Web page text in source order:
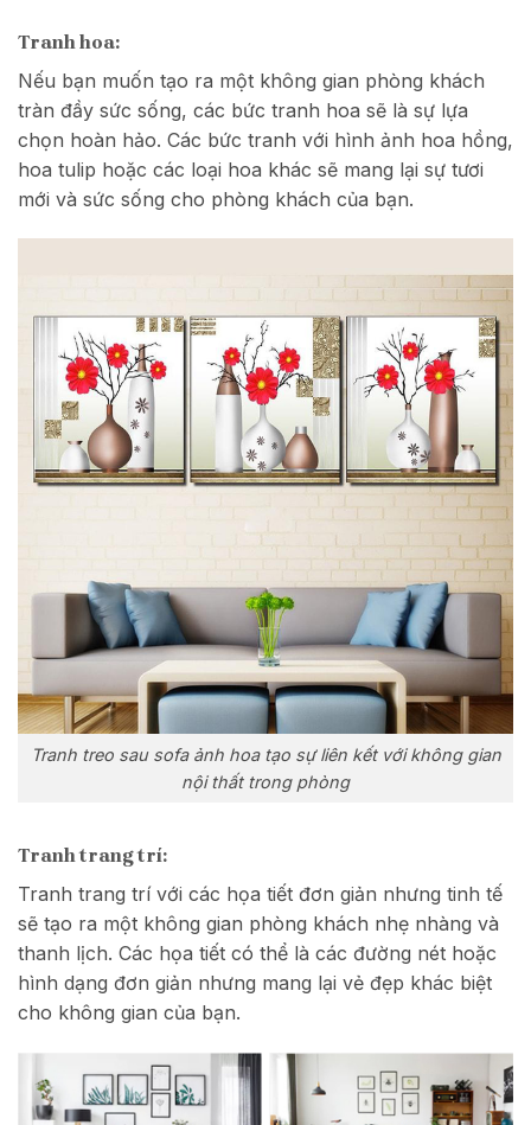
Tranh hoa:
Nếu bạn muốn tạo ra một không gian phòng khách
tràn đầy sức sống, các bức tranh hoa sẽ là sự lựa
chọn hoàn hảo. Các bức tranh với hình ảnh hoa hồng,
hoa tulip hoặc các loại hoa khác sẽ mang lại sự tươi
mới và sức sống cho phòng khách của bạn.
Tranh treo sau sofa ảnh hoa tạo sự liên kết với không gian
nội thất trong phòng
Tranh trang trí:
Tranh trang trí với các họa tiết đơn giản nhưng tinh tế
sẽ tạo ra một không gian phòng khách nhẹ nhàng và
thanh lịch. Các họa tiết có thể là các đường nét hoặc
hình dạng đơn giản nhưng mang lại vẻ đẹp khác biệt
cho không gian của bạn.